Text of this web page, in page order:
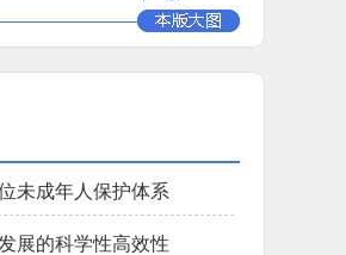
未成年人保护体系
展的科学性高效性